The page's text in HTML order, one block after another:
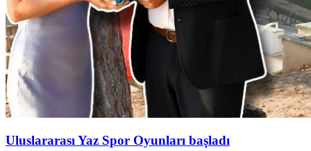
Uluslararası Yaz Spor Oyunları başladı